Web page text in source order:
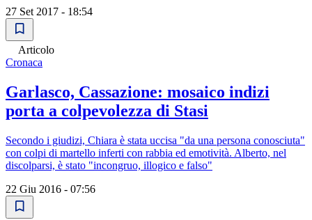
27 Set 2017 - 18:54
Articolo
Cronaca
Garlasco, Cassazione: mosaico indizi
porta a colpevolezza di Stasi
Secondo i giudizi, Chiara è stata uccisa "da una persona conosciuta"
con colpi di martello inferti con rabbia ed emotività. Alberto, nel
discolparsi, è stato "incongruo, illogico e falso"
22 Giu 2016 - 07:56